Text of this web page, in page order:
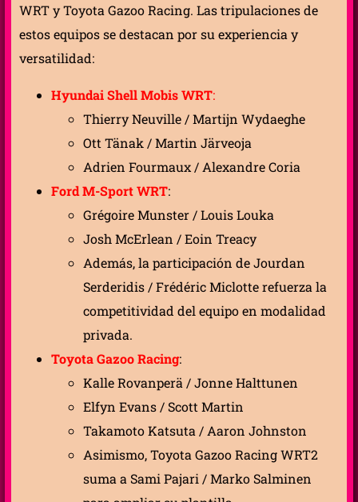
WRT y Toyota Gazoo Racing. Las tripulaciones de
estos equipos se destacan por su experiencia y
versatilidad:
Hyundai Shell Mobis WRT:
Thierry Neuville / Martijn Wydaeghe
Ott Tänak / Martin Järveoja
Adrien Fourmaux / Alexandre Coria
Ford M-Sport WRT:
Grégoire Munster / Louis Louka
Josh McErlean / Eoin Treacy
Además, la participación de Jourdan
Serderidis / Frédéric Miclotte refuerza la
competitividad del equipo en modalidad
privada.
Toyota Gazoo Racing:
Kalle Rovanperä / Jonne Halttunen
Elfyn Evans / Scott Martin
Takamoto Katsuta / Aaron Johnston
Asimismo, Toyota Gazoo Racing WRT2
suma a Sami Pajari / Marko Salminen